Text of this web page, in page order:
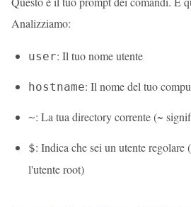
Analizziamo:
user: Il tuo nome utente
hostname: Il nome del tuo
~: La tua directory corrente (~
$: Indica che sei un utente regolare
l'utente root)